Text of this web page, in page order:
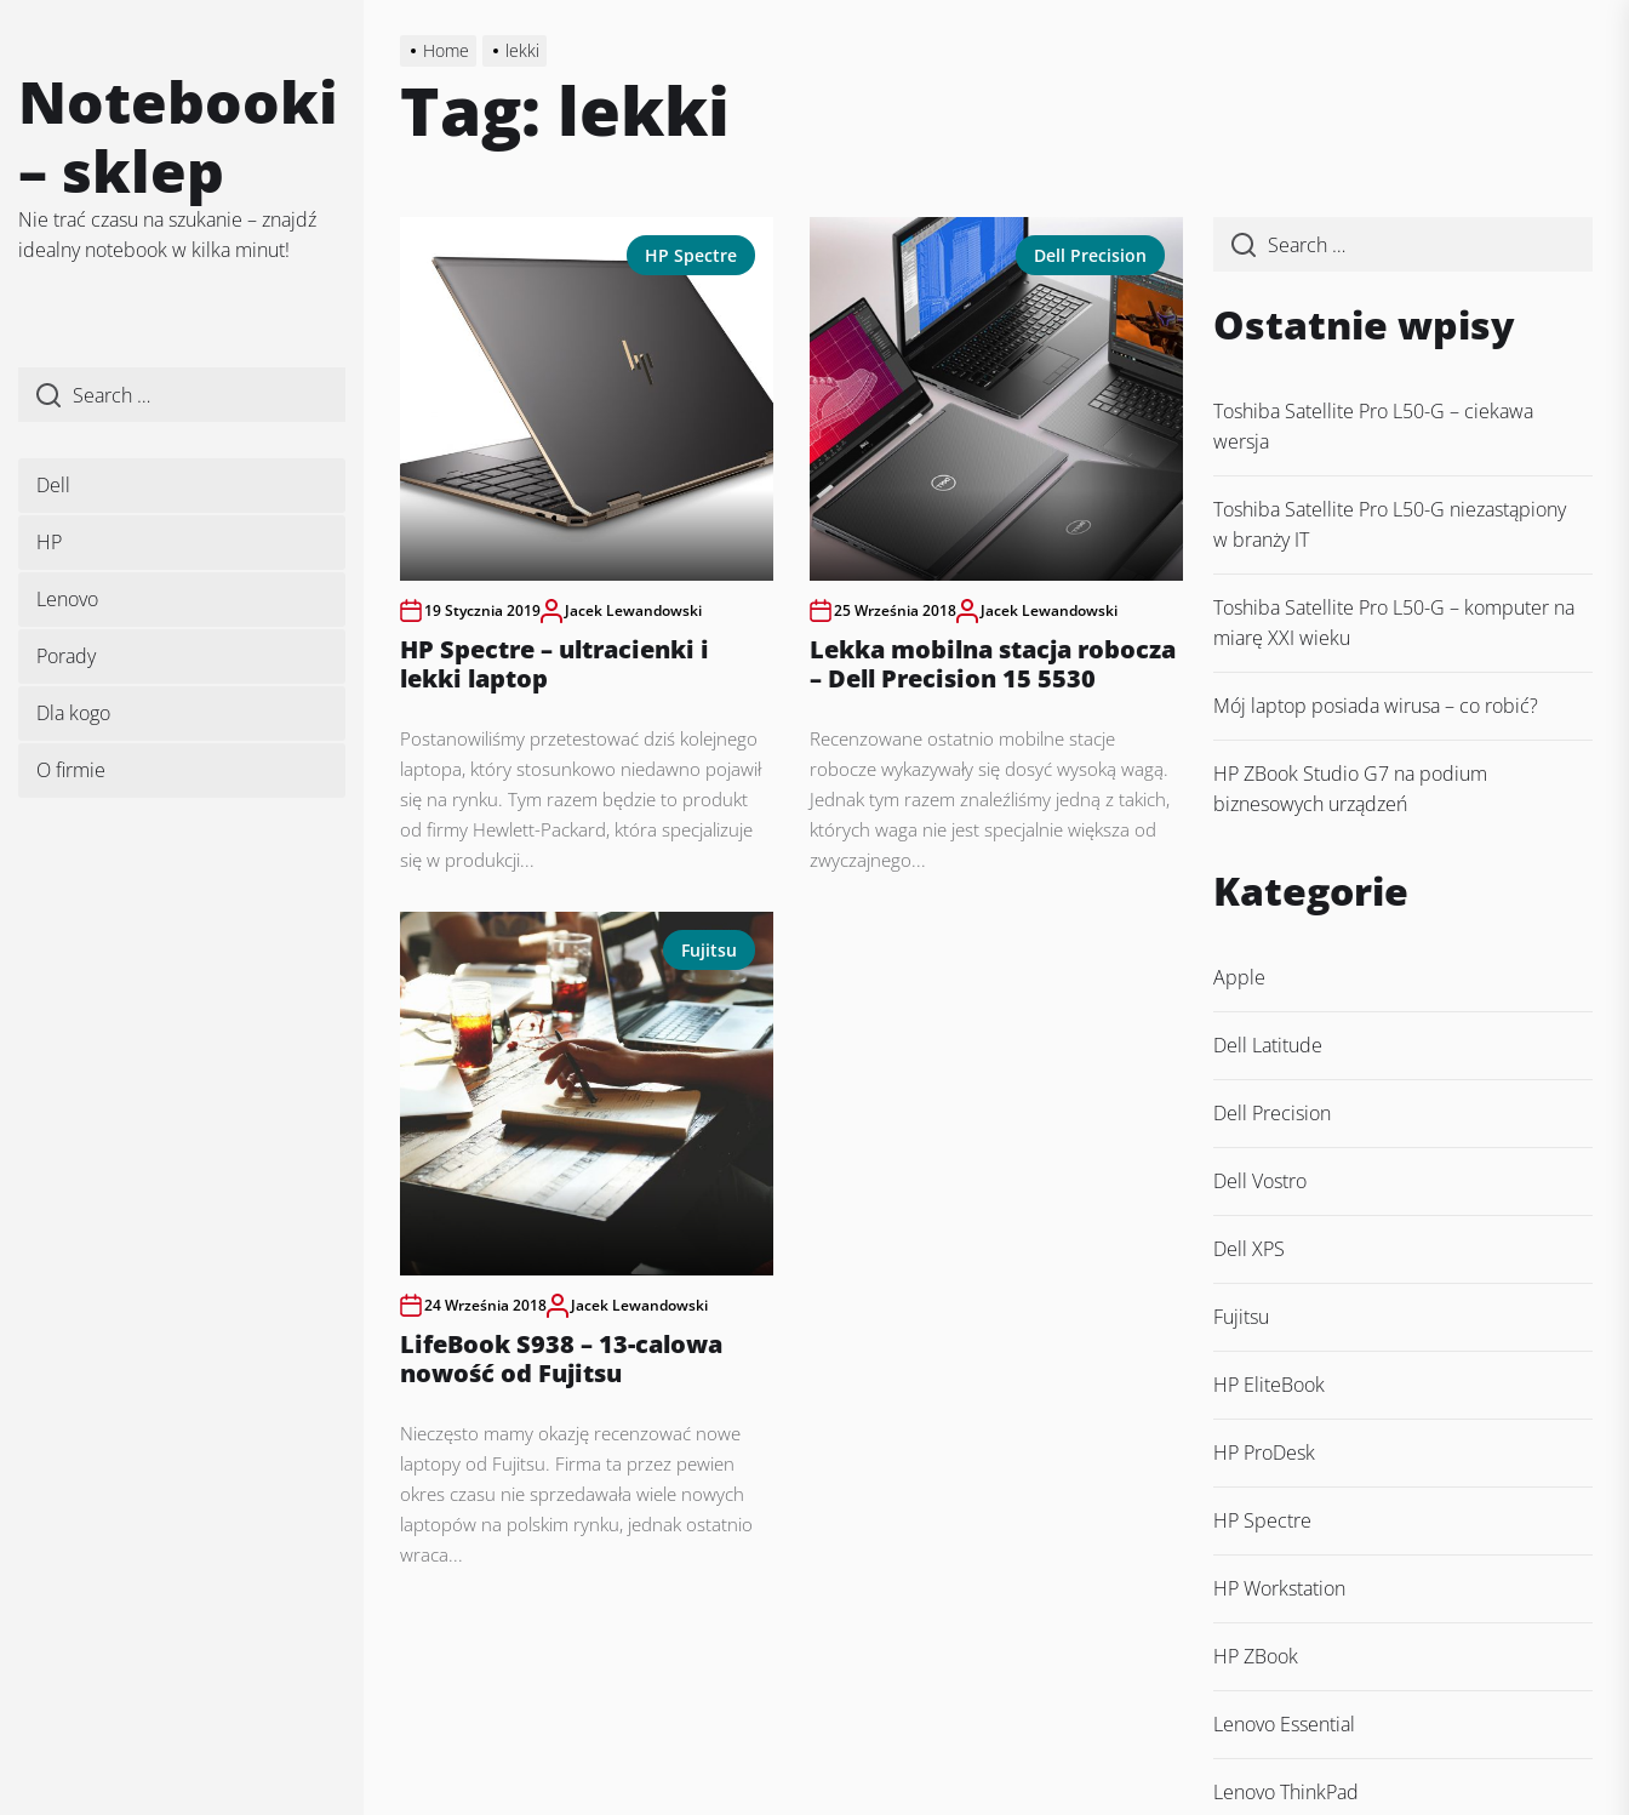
content
Notebooki
– sklep
Nie trać czasu na szukanie – znajdź
idealny notebook w kilka minut!
Dell
HP
Lenovo
Porady
Dla kogo
O firmie
Home lekki
Tag: lekki
HP Spectre
19 Stycznia 2019 Jacek Lewandowski
HP Spectre – ultracienki i
lekki laptop
Postanowiliśmy przetestować dziś kolejnego
laptopa, który stosunkowo niedawno pojawił
się na rynku. Tym razem będzie to produkt
od firmy Hewlett-Packard, która specjalizuje
się w produkcji...
Dell Precision
25 Września 2018 Jacek Lewandowski
Lekka mobilna stacja robocza
– Dell Precision 15 5530
Recenzowane ostatnio mobilne stacje
robocze wykazywały się dosyć wysoką wagą.
Jednak tym razem znaleźliśmy jedną z takich,
których waga nie jest specjalnie większa od
zwyczajnego...
Fujitsu
24 Września 2018 Jacek Lewandowski
LifeBook S938 – 13-calowa
nowość od Fujitsu
Nieczęsto mamy okazję recenzować nowe
laptopy od Fujitsu. Firma ta przez pewien
okres czasu nie sprzedawała wiele nowych
laptopów na polskim rynku, jednak ostatnio
wraca...
Ostatnie wpisy
Toshiba Satellite Pro L50-G – ciekawa
wersja
Toshiba Satellite Pro L50-G niezastąpiony
w branży IT
Toshiba Satellite Pro L50-G – komputer na
miarę XXI wieku
Mój laptop posiada wirusa – co robić?
HP ZBook Studio G7 na podium
biznesowych urządzeń
Kategorie
Apple
Dell Latitude
Dell Precision
Dell Vostro
Dell XPS
Fujitsu
HP EliteBook
HP ProDesk
HP Spectre
HP Workstation
HP ZBook
Lenovo Essential
Lenovo ThinkPad